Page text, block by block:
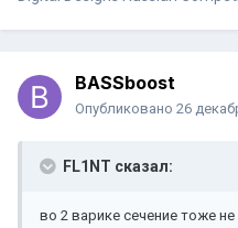
BASSboost
Опубликовано 26
FL1NT сказал:
во 2 варике сечение тоже